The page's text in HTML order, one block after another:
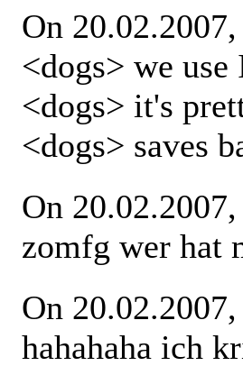
On
<dogs> we
<dogs> it's
<dogs> saves
On
zomfg wer hat
On
hahahaha ich